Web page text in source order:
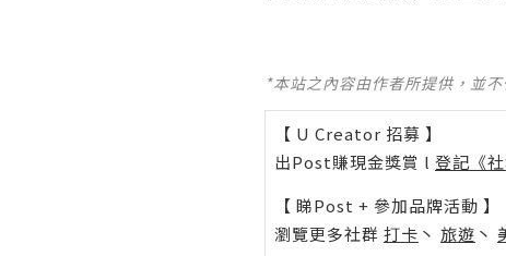
*本站之內容由作者所提供，並
【 U Creator 招募 】
出Post賺現金獎賞 l 登記《
【 睇Post + 參加品牌活動 】
瀏覽更多社群 打卡 丶 旅遊 丶